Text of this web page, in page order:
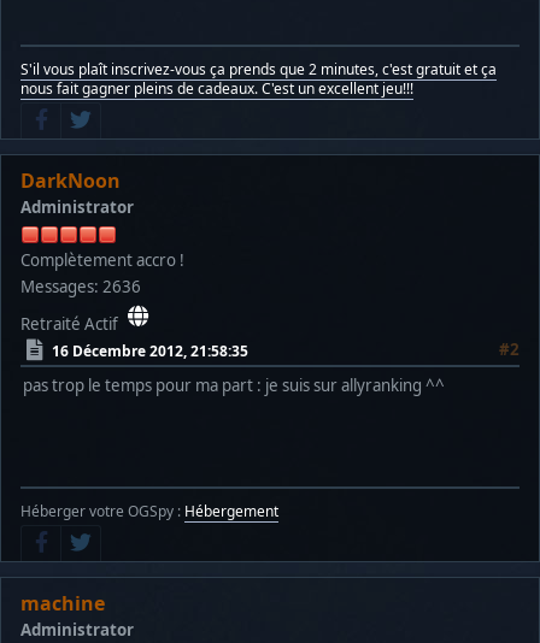
S'il vous plaît inscrivez-vous ça prends que 2 minutes, c'est gratuit et ça
nous fait gagner pleins de cadeaux. C'est un excellent jeu!!!
DarkNoon
Administrator
Complètement accro !
Messages: 2636
Retraité Actif
16 Décembre 2012, 21:58:35
#2
pas trop le temps pour ma part : je suis sur allyranking ^^
Héberger votre OGSpy : Hébergement
machine
Administrator